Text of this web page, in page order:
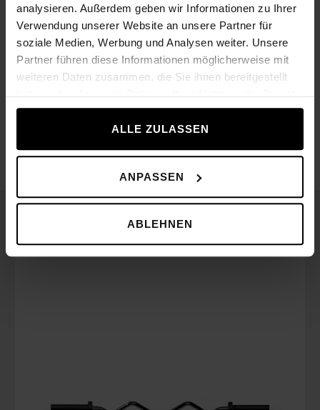
analysieren. Außerdem geben wir Informationen zu Ihrer
Verwendung unserer Website an unsere Partner für
soziale Medien, Werbung und Analysen weiter. Unsere
Partner führen diese Informationen möglicherweise mit
weiteren Daten zusammen, die Sie ihnen bereitgestellt
haben oder die sie im Rahmen Ihrer Nutzung der Dienste
gesammelt haben.
ALLE ZULASSEN
ANPASSEN
ABLEHNEN
Länge 2200 mm
Buchsendurchmesser 50 mm